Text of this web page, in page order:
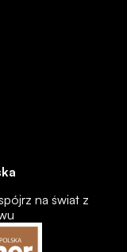
na świat z